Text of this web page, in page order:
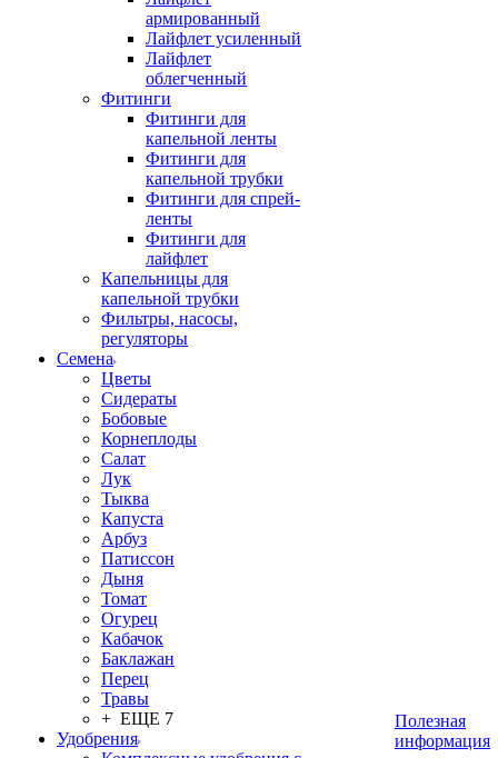
армированный
Лайфлет усиленный
Лайфлет
облегченный
Фитинги
Фитинги для
капельной ленты
Фитинги для
капельной трубки
Фитинги для спрей-
ленты
Фитинги для
лайфлет
Капельницы для
капельной трубки
Фильтры, насосы,
регуляторы
Семена
Цветы
Сидераты
Бобовые
Корнеплоды
Салат
Лук
Тыква
Капуста
Арбуз
Патиссон
Дыня
Томат
Огурец
Кабачок
Баклажан
Перец
Травы
+ ЕЩЕ 7
Удобрения
Полезная
информация